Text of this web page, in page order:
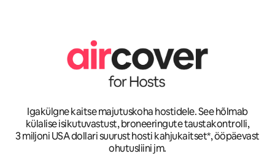
Igakülgne kaitse majutuskoha hostidele. See hõlmab
külalise isikutuvastust, broneeringute taustakontrolli,
3 miljoni USA dollari suurust hosti kahjukaitset*, ööpäevast
ohutusliini jm.